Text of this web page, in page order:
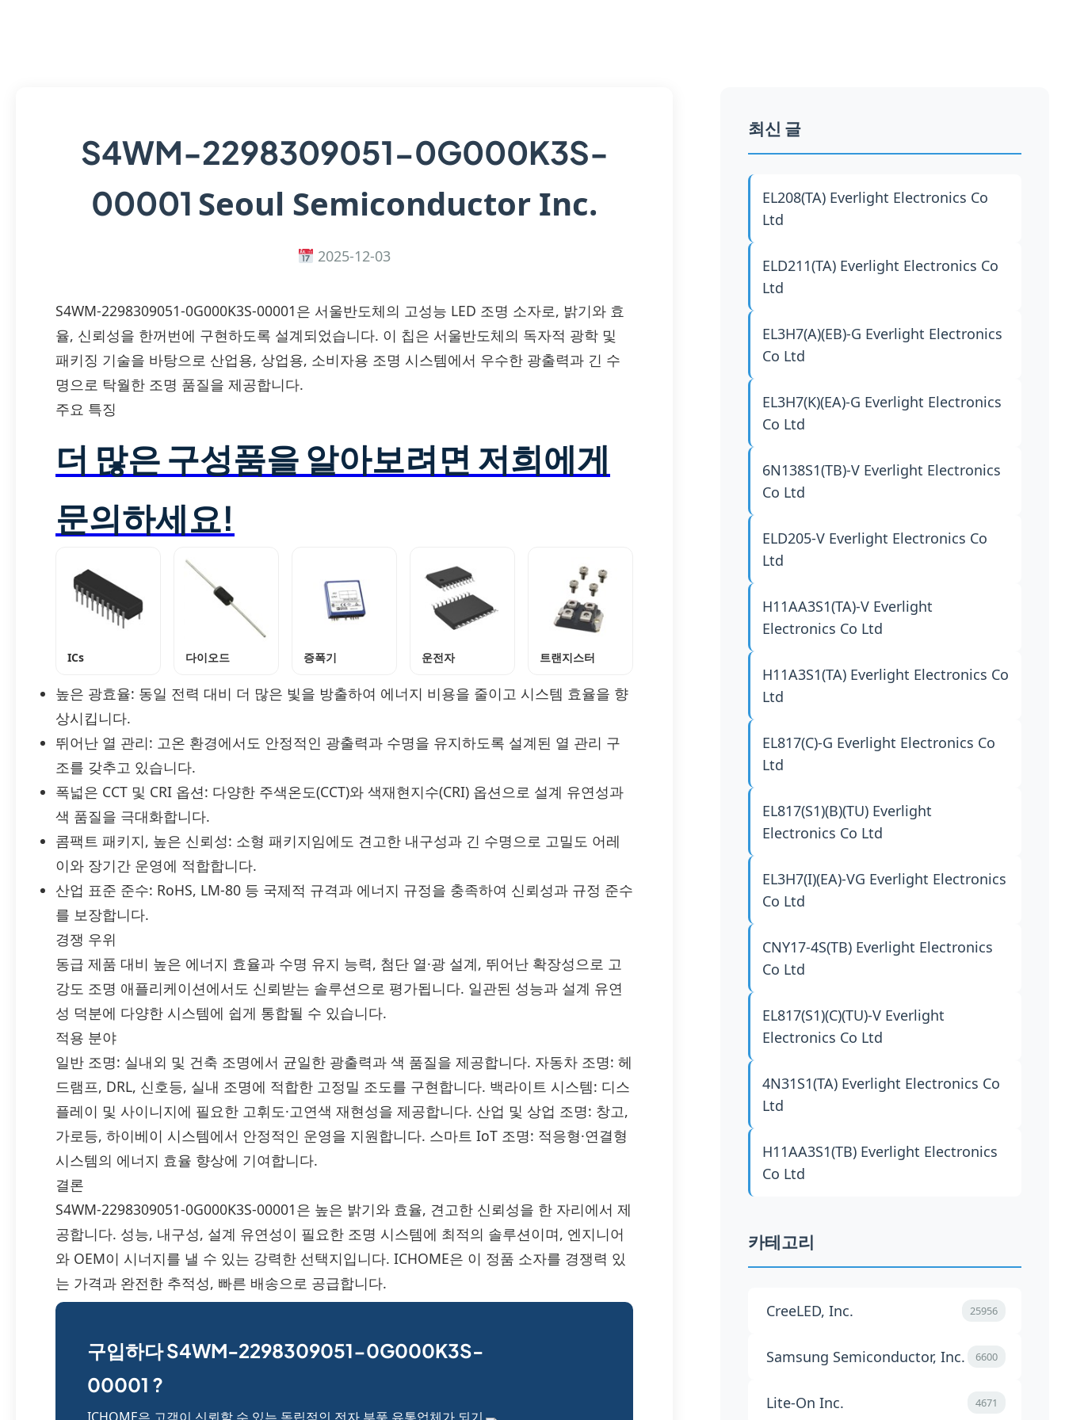
S4WM-2298309051-0G000K3S-
00001 Seoul Semiconductor Inc.
2025-12-03
S4WM-2298309051-0G000K3S-00001은 서울반도체의 고성능 LED 조명 소자로, 밝기와 효
율, 신뢰성을 한꺼번에 구현하도록 설계되었습니다. 이 칩은 서울반도체의 독자적 광학 및
패키징 기술을 바탕으로 산업용, 상업용, 소비자용 조명 시스템에서 우수한 광출력과 긴 수
명으로 탁월한 조명 품질을 제공합니다.
주요 특징
더 많은 구성품을 알아보려면 저희에게
문의하세요!
ICs 다이오드 증폭기 운전자 트랜지스터
높은 광효율: 동일 전력 대비 더 많은 빛을 방출하여 에너지 비용을 줄이고 시스템 효율을 향
상시킵니다.
뛰어난 열 관리: 고온 환경에서도 안정적인 광출력과 수명을 유지하도록 설계된 열 관리 구
조를 갖추고 있습니다.
폭넓은 CCT 및 CRI 옵션: 다양한 주색온도(CCT)와 색재현지수(CRI) 옵션으로 설계 유연성과
색 품질을 극대화합니다.
콤팩트 패키지, 높은 신뢰성: 소형 패키지임에도 견고한 내구성과 긴 수명으로 고밀도 어레
이와 장기간 운영에 적합합니다.
산업 표준 준수: RoHS, LM-80 등 국제적 규격과 에너지 규정을 충족하여 신뢰성과 규정 준수
를 보장합니다.
경쟁 우위
동급 제품 대비 높은 에너지 효율과 수명 유지 능력, 첨단 열·광 설계, 뛰어난 확장성으로 고
강도 조명 애플리케이션에서도 신뢰받는 솔루션으로 평가됩니다. 일관된 성능과 설계 유연
성 덕분에 다양한 시스템에 쉽게 통합될 수 있습니다.
적용 분야
일반 조명: 실내외 및 건축 조명에서 균일한 광출력과 색 품질을 제공합니다. 자동차 조명: 헤
드램프, DRL, 신호등, 실내 조명에 적합한 고정밀 조도를 구현합니다. 백라이트 시스템: 디스
플레이 및 사이니지에 필요한 고휘도·고연색 재현성을 제공합니다. 산업 및 상업 조명: 창고,
가로등, 하이베이 시스템에서 안정적인 운영을 지원합니다. 스마트 IoT 조명: 적응형·연결형
시스템의 에너지 효율 향상에 기여합니다.
결론
S4WM-2298309051-0G000K3S-00001은 높은 밝기와 효율, 견고한 신뢰성을 한 자리에서 제
공합니다. 성능, 내구성, 설계 유연성이 필요한 조명 시스템에 최적의 솔루션이며, 엔지니어
와 OEM이 시너지를 낼 수 있는 강력한 선택지입니다. ICHOME은 이 정품 소자를 경쟁력 있
는 가격과 완전한 추적성, 빠른 배송으로 공급합니다.
구입하다 S4WM-2298309051-0G000K3S-
00001 ?
최신 글
EL208(TA) Everlight Electronics Co
Ltd
ELD211(TA) Everlight Electronics Co
Ltd
EL3H7(A)(EB)-G Everlight Electronics
Co Ltd
EL3H7(K)(EA)-G Everlight Electronics
Co Ltd
6N138S1(TB)-V Everlight Electronics
Co Ltd
ELD205-V Everlight Electronics Co
Ltd
H11AA3S1(TA)-V Everlight
Electronics Co Ltd
H11A3S1(TA) Everlight Electronics Co
Ltd
EL817(C)-G Everlight Electronics Co
Ltd
EL817(S1)(B)(TU) Everlight
Electronics Co Ltd
EL3H7(I)(EA)-VG Everlight Electronics
Co Ltd
CNY17-4S(TB) Everlight Electronics
Co Ltd
EL817(S1)(C)(TU)-V Everlight
Electronics Co Ltd
4N31S1(TA) Everlight Electronics Co
Ltd
H11AA3S1(TB) Everlight Electronics
Co Ltd
카테고리
CreeLED, Inc. 25956
Samsung Semiconductor, Inc. 6600
Lite-On Inc. 4671